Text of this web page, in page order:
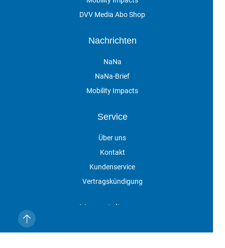
DVV Media Abo Shop
Nachrichten
NaNa
NaNa-Brief
Mobility Impacts
Service
Über uns
Kontakt
Kundenservice
Vertragskündigung
Veranstaltungen